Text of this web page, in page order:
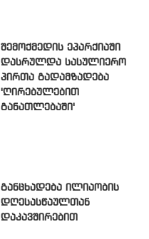
შემოქმედის ეპარქიაში
დასრულდა სასულიერო
პირთა გადამზადება
'ღირებულებით
განათლებაში'
განცხადება ილიაობის
დღესასწაულთან
დაკავშირებით